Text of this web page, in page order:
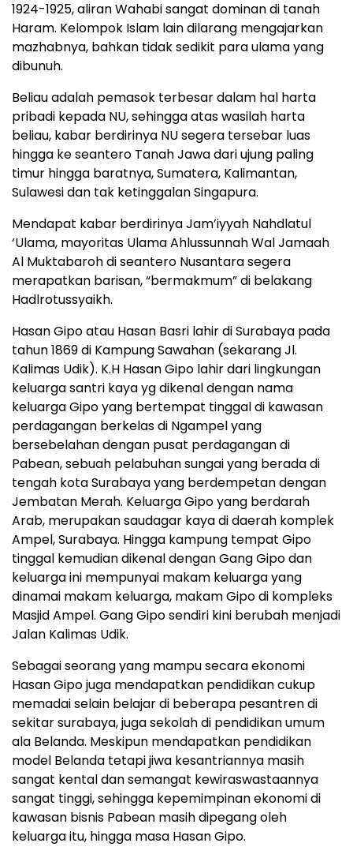
1924-1925, aliran Wahabi sangat dominan di tanah
Haram. Kelompok Islam lain dilarang mengajarkan
mazhabnya, bahkan tidak sedikit para ulama yang
dibunuh.
Beliau adalah pemasok terbesar dalam hal harta
pribadi kepada NU, sehingga atas wasilah harta
beliau, kabar berdirinya NU segera tersebar luas
hingga ke seantero Tanah Jawa dari ujung paling
timur hingga baratnya, Sumatera, Kalimantan,
Sulawesi dan tak ketinggalan Singapura.
Mendapat kabar berdirinya Jam’iyyah Nahdlatul
‘Ulama, mayoritas Ulama Ahlussunnah Wal Jamaah
Al Muktabaroh di seantero Nusantara segera
merapatkan barisan, “bermakmum” di belakang
Hadlrotussyaikh.
Hasan Gipo atau Hasan Basri lahir di Surabaya pada
tahun 1869 di Kampung Sawahan (sekarang Jl.
Kalimas Udik). K.H Hasan Gipo lahir dari lingkungan
keluarga santri kaya yg dikenal dengan nama
keluarga Gipo yang bertempat tinggal di kawasan
perdagangan berkelas di Ngampel yang
bersebelahan dengan pusat perdagangan di
Pabean, sebuah pelabuhan sungai yang berada di
tengah kota Surabaya yang berdempetan dengan
Jembatan Merah. Keluarga Gipo yang berdarah
Arab, merupakan saudagar kaya di daerah komplek
Ampel, Surabaya. Hingga kampung tempat Gipo
tinggal kemudian dikenal dengan Gang Gipo dan
keluarga ini mempunyai makam keluarga yang
dinamai makam keluarga, makam Gipo di kompleks
Masjid Ampel. Gang Gipo sendiri kini berubah menjadi
Jalan Kalimas Udik.
Sebagai seorang yang mampu secara ekonomi
Hasan Gipo juga mendapatkan pendidikan cukup
memadai selain belajar di beberapa pesantren di
sekitar surabaya, juga sekolah di pendidikan umum
ala Belanda. Meskipun mendapatkan pendidikan
model Belanda tetapi jiwa kesantriannya masih
sangat kental dan semangat kewiraswastaannya
sangat tinggi, sehingga kepemimpinan ekonomi di
kawasan bisnis Pabean masih dipegang oleh
keluarga itu, hingga masa Hasan Gipo.